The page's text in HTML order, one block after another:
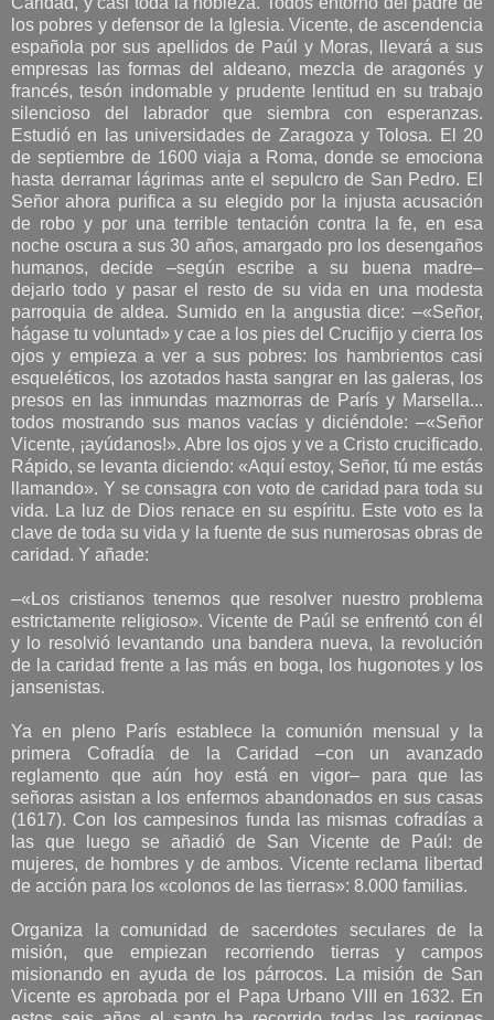
los pobres y defensor de la Iglesia. Vicente, de ascendencia
española por sus apellidos de Paúl y Moras, llevará a sus
empresas las formas del aldeano, mezcla de aragonés y
francés, tesón indomable y prudente lentitud en su trabajo
silencioso del labrador que siembra con esperanzas.
Estudió en las universidades de Zaragoza y Tolosa. El 20
de septiembre de 1600 viaja a Roma, donde se emociona
hasta derramar lágrimas ante el sepulcro de San Pedro. El
Señor ahora purifica a su elegido por la injusta acusación
de robo y por una terrible tentación contra la fe, en esa
noche oscura a sus 30 años, amargado pro los desengaños
humanos, decide –según escribe a su buena madre–
dejarlo todo y pasar el resto de su vida en una modesta
parroquia de aldea. Sumido en la angustia dice: –«Señor,
hágase tu voluntad» y cae a los pies del Crucifijo y cierra los
ojos y empieza a ver a sus pobres: los hambrientos casi
esqueléticos, los azotados hasta sangrar en las galeras, los
presos en las inmundas mazmorras de París y Marsella...
todos mostrando sus manos vacías y diciéndole: –«Señor
Vicente, ¡ayúdanos!». Abre los ojos y ve a Cristo crucificado.
Rápido, se levanta diciendo: «Aquí estoy, Señor, tú me estás
llamando». Y se consagra con voto de caridad para toda su
vida. La luz de Dios renace en su espíritu. Este voto es la
clave de toda su vida y la fuente de sus numerosas obras de
caridad. Y añade:
–«Los cristianos tenemos que resolver nuestro problema
estrictamente religioso». Vicente de Paúl se enfrentó con él
y lo resolvió levantando una bandera nueva, la revolución
de la caridad frente a las más en boga, los hugonotes y los
jansenistas.
Ya en pleno París establece la comunión mensual y la
primera Cofradía de la Caridad –con un avanzado
reglamento que aún hoy está en vigor– para que las
señoras asistan a los enfermos abandonados en sus casas
(1617). Con los campesinos funda las mismas cofradías a
las que luego se añadió de San Vicente de Paúl: de
mujeres, de hombres y de ambos. Vicente reclama libertad
de acción para los «colonos de las tierras»: 8.000 familias.
Organiza la comunidad de sacerdotes seculares de la
misión, que empiezan recorriendo tierras y campos
misionando en ayuda de los párrocos. La misión de San
Vicente es aprobada por el Papa Urbano VIII en 1632. En